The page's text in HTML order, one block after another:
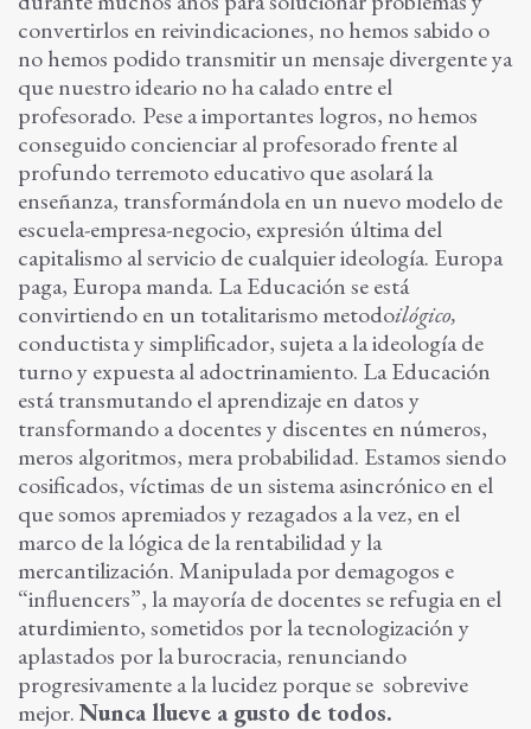
convertirlos en reivindicaciones, no hemos sabido o
no hemos podido transmitir un mensaje divergente ya
que nuestro ideario no ha calado entre el
profesorado. Pese a importantes logros, no hemos
conseguido concienciar al profesorado frente al
profundo terremoto educativo que asolará la
enseñanza, transformándola en un nuevo modelo de
escuela-empresa-negocio, expresión última del
capitalismo al servicio de cualquier ideología. Europa
paga, Europa manda. La Educación se está
convirtiendo en un totalitarismo metodoilógico,
conductista y simplificador, sujeta a la ideología de
turno y expuesta al adoctrinamiento. La Educación
está transmutando el aprendizaje en datos y
transformando a docentes y discentes en números,
meros algoritmos, mera probabilidad. Estamos siendo
cosificados, víctimas de un sistema asincrónico en el
que somos apremiados y rezagados a la vez, en el
marco de la lógica de la rentabilidad y la
mercantilización. Manipulada por demagogos e
“influencers”, la mayoría de docentes se refugia en el
aturdimiento, sometidos por la tecnologización y
aplastados por la burocracia, renunciando
progresivamente a la lucidez porque se sobrevive
mejor.Nunca llueve a gusto de todos.